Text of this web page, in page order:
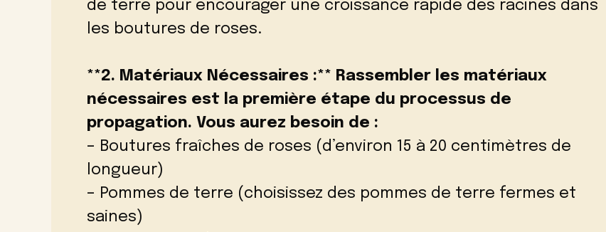
de terre pour encourager une croissance rapide des racines dans
les boutures de roses.
**2. Matériaux Nécessaires :** Rassembler les matériaux
nécessaires est la première étape du processus de
propagation. Vous aurez besoin de :
– Boutures fraîches de roses (d’environ 15 à 20 centimètres de
longueur)
– Pommes de terre (choisissez des pommes de terre fermes et
saines)